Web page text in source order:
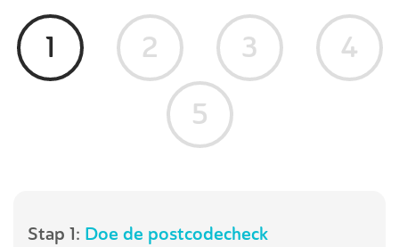
1 2 3
4
5
Stap 1: Doe de postcodecheck